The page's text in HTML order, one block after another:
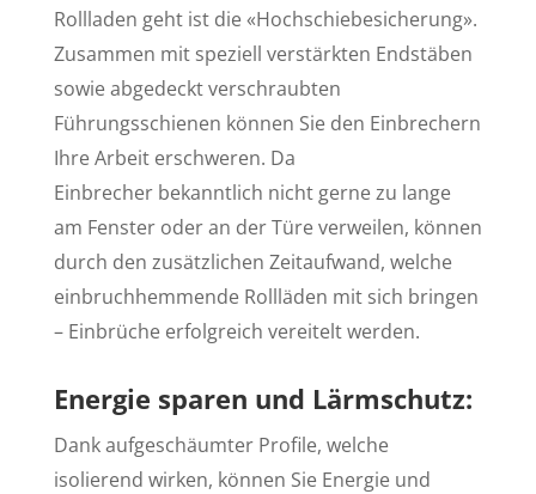
Rollladen geht ist die «Hochschiebesicherung».
Zusammen mit speziell verstärkten Endstäben
sowie abgedeckt verschraubten
Führungsschienen können Sie den Einbrechern
Ihre Arbeit erschweren. Da
Einbrecher bekanntlich nicht gerne zu lange
am Fenster oder an der Türe verweilen, können
durch den zusätzlichen Zeitaufwand, welche
einbruchhemmende Rollläden mit sich bringen
– Einbrüche erfolgreich vereitelt werden.
Energie sparen und Lärmschutz:
Dank aufgeschäumter Profile, welche
isolierend wirken, können Sie Energie und